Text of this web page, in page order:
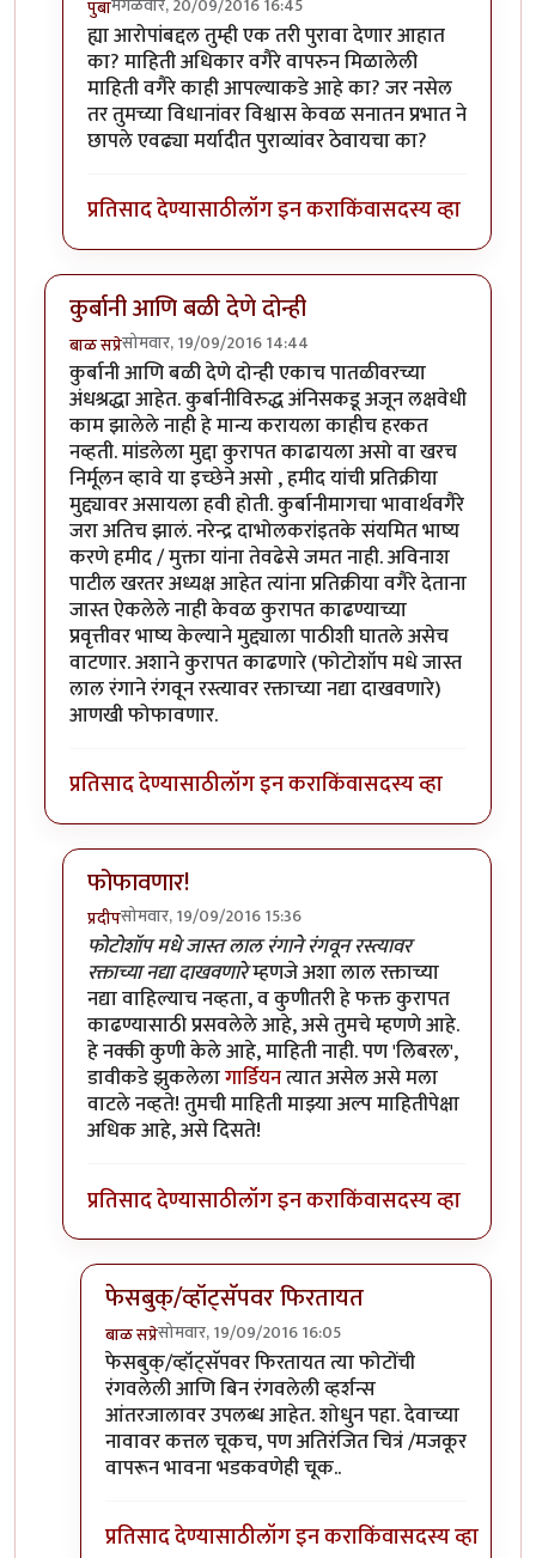
पुंबा
In reply toप्रकाश घाटपांडे,byगामा पैलवान
ह्या आरोपांबद्दल तुम्ही एक तरी पुरावा देणार आहात
का? माहिती अधिकार वगैरे वापरुन मिळालेली
माहिती वगैरे काही आपल्याकडे आहे का? जर नसेल
तर तुमच्या विधानांवर विश्वास केवळ सनातन प्रभात ने
छापले एवढ्या मर्यादीत पुराव्यांवर ठेवायचा का?
प्रतिसाद देण्यासाठीलॉग इन कराकिंवासदस्य व्हा
कुर्बानी आणि बळी देणे दोन्ही
बाळ सप्रेसोमवार, 19/09/2016 14:44
कुर्बानी आणि बळी देणे दोन्ही एकाच पातळीवरच्या
अंधश्रद्धा आहेत. कुर्बानीविरुद्ध अंनिसकडू अजून लक्षवेधी
काम झालेले नाही हे मान्य करायला काहीच हरकत
नव्हती. मांडलेला मुद्दा कुरापत काढायला असो वा खरच
निर्मूलन व्हावे या इच्छेने असो , हमीद यांची प्रतिक्रीया
मुद्द्यावर असायला हवी होती. कुर्बानीमागचा भावार्थवगैरे
जरा अतिच झालं. नरेन्द्र दाभोलकरांइतके संयमित भाष्य
करणे हमीद / मुक्ता यांना तेवढेसे जमत नाही. अविनाश
पाटील खरतर अध्यक्ष आहेत त्यांना प्रतिक्रीया वगैरे देताना
जास्त ऐकलेले नाही केवळ कुरापत काढण्याच्या
प्रवृत्तीवर भाष्य केल्याने मुद्द्याला पाठीशी घातले असेच
वाटणार. अशाने कुरापत काढणारे (फोटोशॉप मधे जास्त
लाल रंगाने रंगवून रस्त्यावर रक्ताच्या नद्या दाखवणारे)
आणखी फोफावणार.
प्रतिसाद देण्यासाठीलॉग इन कराकिंवासदस्य व्हा
फोफावणार!
प्रदीपसोमवार, 19/09/2016 15:36
In reply toकुर्बानी आणि बळी देणे दोन्हीbyबाळ सप्रे
फोटोशॉप मधे जास्त लाल रंगाने रंगवून रस्त्यावर
रक्ताच्या नद्या दाखवणारेम्हणजे अशा लाल रक्ताच्या
नद्या वाहिल्याच नव्हता, व कुणीतरी हे फक्त कुरापत
काढण्यासाठी प्रसवलेले आहे, असे तुमचे म्हणणे आहे.
हे नक्की कुणी केले आहे, माहिती नाही. पण 'लिबरल',
डावीकडे झुकलेलागार्डियनत्यात असेल असे मला
वाटले नव्हते! तुमची माहिती माझ्या अल्प माहितीपेक्षा
अधिक आहे, असे दिसते!
प्रतिसाद देण्यासाठीलॉग इन कराकिंवासदस्य व्हा
फेसबुक्/व्हॉट्सॅपवर फिरतायत
बाळ सप्रेसोमवार, 19/09/2016 16:05
In reply toफोफावणार!byप्रदीप
फेसबुक्/व्हॉट्सॅपवर फिरतायत त्या फोटोंची
रंगवलेली आणि बिन रंगवलेली व्हर्शन्स
आंतरजालावर उपलब्ध आहेत. शोधुन पहा. देवाच्या
नावावर कत्तल चूकच, पण अतिरंजित चित्रं /मजकूर
वापरून भावना भडकवणेही चूक..
प्रतिसाद देण्यासाठीलॉग इन कराकिंवासदस्य व्हा